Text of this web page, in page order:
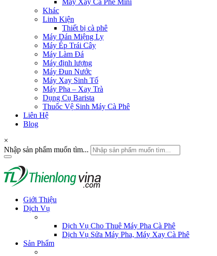
Máy Xay Cà Phê Mini
Khác
Linh Kiện
Thiết bị cà phê
Máy Dán Miệng Ly
Máy Ép Trái Cây
Máy Làm Đá
Máy định lượng
Máy Đun Nước
Máy Xay Sinh Tố
Máy Pha – Xay Trà
Dụng Cụ Barista
Thuốc Vệ Sinh Máy Cà Phê
Liên Hệ
Blog
×
Nhập sản phẩm muốn tìm...
Giới Thiệu
Dịch Vụ
Dịch Vụ Cho Thuê Máy Pha Cà Phê
Dịch Vụ Sửa Máy Pha, Máy Xay Cà Phê
Sản Phẩm